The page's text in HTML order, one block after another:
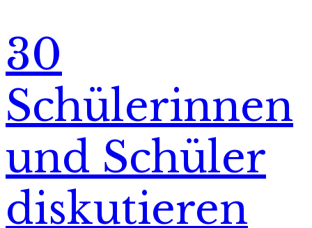
30
Schülerinnen
und Schüler
diskutieren